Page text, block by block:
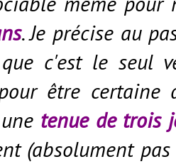
. Je précise au
c'est le seul
être
tenue de trois
(absolument